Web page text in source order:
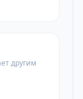
другим